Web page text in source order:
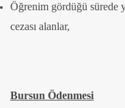
Öğrenim gördüğü sürede
cezası alanlar,
Bursun Ödenmesi